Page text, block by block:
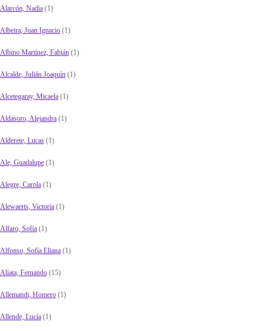
Alarcón, Nadia(1)
Albeira, Juan Ignacio(1)
Albino Martínez, Fabián(1)
Alcalde, Julián Joaquín(1)
Alcetegaray, Micaela(1)
Aldasoro, Alejandra(1)
Alderete, Lucas(1)
Ale, Guadalupe(1)
Alegre, Carola(1)
Alewaerts, Victoria(1)
Alfaro, Sofía(1)
Alfonso, Sofía Eliana(1)
Aliata, Fernando(15)
Allemandi, Homero(1)
Allende, Lucía(1)